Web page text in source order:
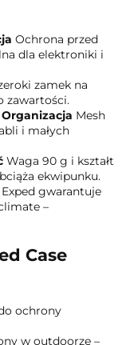
Ochrona przed
dla elektroniki i
zamek na
zawartości.
Mesh
i małych
Waga 90 g i kształt
ekwipunku.
Exped gwarantuje
–
Case
ochrony
w outdoorze –